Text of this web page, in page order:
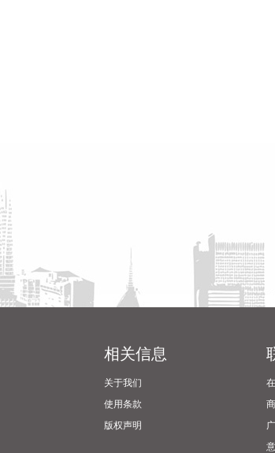
相关信息
关于我们
使用条款
版权声明